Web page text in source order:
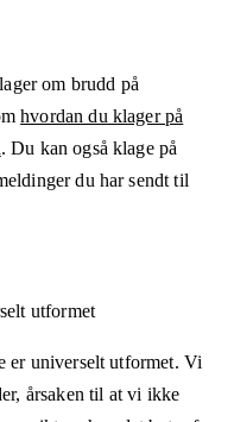
om brudd på
hvordan du klager på
. Du kan også klage på
du har sendt til
utformet
er universelt utformet. Vi
årsaken til at vi ikke